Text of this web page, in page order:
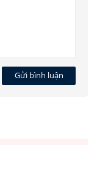
Gửi bình luận